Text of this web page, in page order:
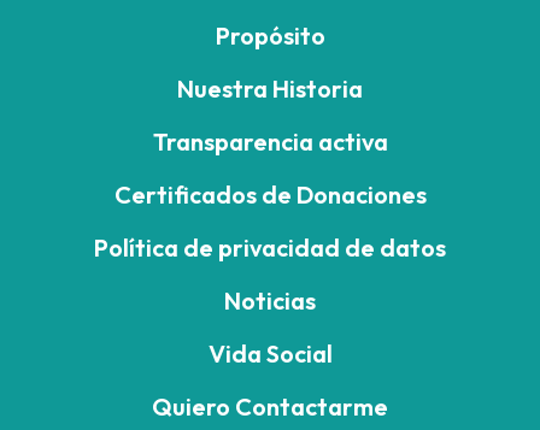
Propósito
Nuestra Historia
Transparencia activa
Certificados de Donaciones
Política de privacidad de datos
Noticias
Vida Social
Quiero Contactarme